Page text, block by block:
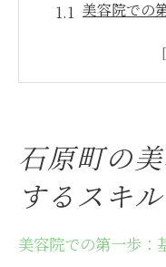
美容院での
これからの
川越市で美容院
川越市の美
石原町の
するスキ
美容院での第一歩：